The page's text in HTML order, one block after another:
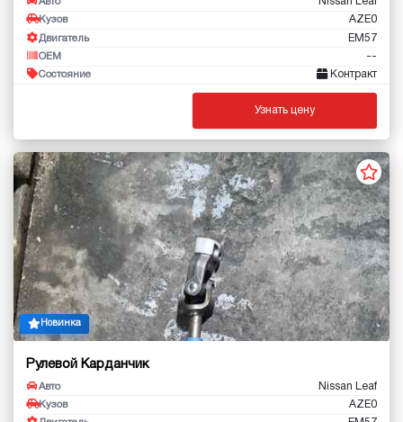
Авто
Кузов AZE0
Двигатель EM57
OEM --
Состояние Контракт
Узнать цену
Новинка
Рулевой Карданчик
Авто Nissan Leaf
Кузов AZE0